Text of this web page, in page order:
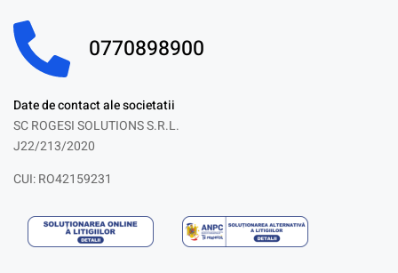
0770898900
Date de contact ale societatii
SC ROGESI SOLUTIONS S.R.L.
J22/213/2020
CUI: RO42159231